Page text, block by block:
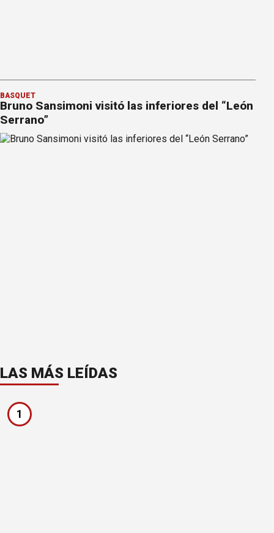
BÁSQUET
Bruno Sansimoni visitó las inferiores del “León
Serrano”
LAS MÁS LEÍDAS
1